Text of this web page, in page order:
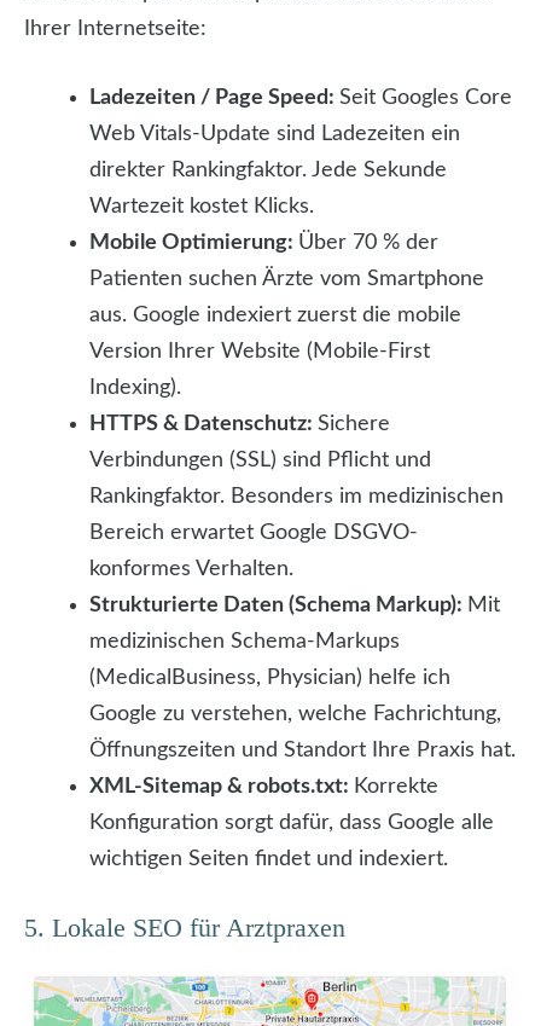
Ihrer Internetseite:
Ladezeiten / Page Speed: Seit Googles Core
Web Vitals-Update sind Ladezeiten ein
direkter Rankingfaktor. Jede Sekunde
Wartezeit kostet Klicks.
Mobile Optimierung: Über 70 % der
Patienten suchen Ärzte vom Smartphone
aus. Google indexiert zuerst die mobile
Version Ihrer Website (Mobile-First
Indexing).
HTTPS & Datenschutz: Sichere
Verbindungen (SSL) sind Pflicht und
Rankingfaktor. Besonders im medizinischen
Bereich erwartet Google DSGVO-
konformes Verhalten.
Strukturierte Daten (Schema Markup): Mit
medizinischen Schema-Markups
(MedicalBusiness, Physician) helfe ich
Google zu verstehen, welche Fachrichtung,
Öffnungszeiten und Standort Ihre Praxis hat.
XML-Sitemap & robots.txt: Korrekte
Konfiguration sorgt dafür, dass Google alle
wichtigen Seiten findet und indexiert.
5. Lokale SEO für Arztpraxen